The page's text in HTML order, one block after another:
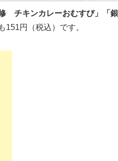
チキンカレーおむすび」「
151円（税込）です。